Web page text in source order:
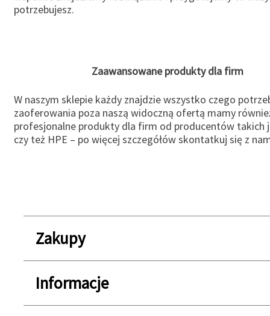
potrzebujesz.
Zaawansowane produkty dla firm
W naszym sklepie każdy znajdzie wszystko czego
zaoferowania poza naszą widoczną ofertą mamy
profesjonalne produkty dla firm od producentów takich
czy też HPE – po więcej szczegółów skontatkuj się z
Zakupy
Informacje